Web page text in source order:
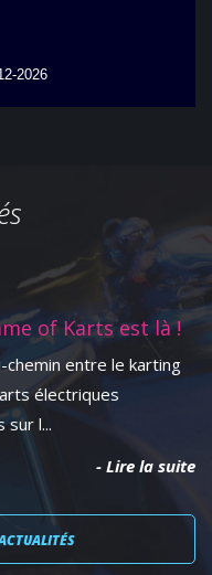
of Karts est là !
chemin entre le karting
électriques
sur l...
- Lire la suite